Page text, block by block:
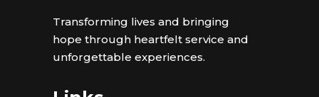
Transforming lives and bringing
hope through heartfelt service and
unforgettable experiences.